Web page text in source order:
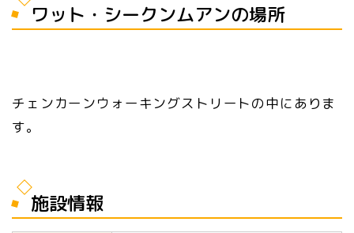
ワット・シークンムアンの場所
チェンカーンウォーキングストリートの中にありま
す。
施設情報